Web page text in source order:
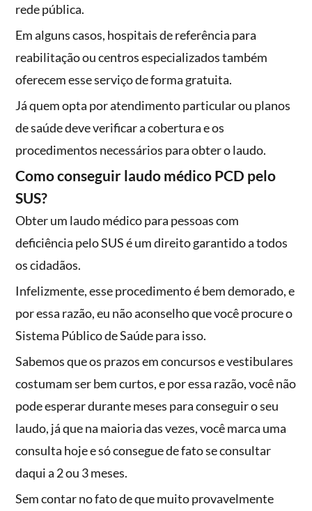
rede pública.
Em alguns casos, hospitais de referência para
reabilitação ou centros especializados também
oferecem esse serviço de forma gratuita.
Já quem opta por atendimento particular ou planos
de saúde deve verificar a cobertura e os
procedimentos necessários para obter o laudo.
Como conseguir laudo médico PCD pelo
SUS?
Obter um laudo médico para pessoas com
deficiência pelo SUS é um direito garantido a todos
os cidadãos.
Infelizmente, esse procedimento é bem demorado, e
por essa razão, eu não aconselho que você procure o
Sistema Público de Saúde para isso.
Sabemos que os prazos em concursos e vestibulares
costumam ser bem curtos, e por essa razão, você não
pode esperar durante meses para conseguir o seu
laudo, já que na maioria das vezes, você marca uma
consulta hoje e só consegue de fato se consultar
daqui a 2 ou 3 meses.
Sem contar no fato de que muito provavelmente